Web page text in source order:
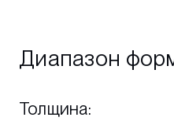
Диапазон
Толщина: